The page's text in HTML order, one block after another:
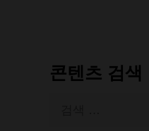
콘텐츠 검색